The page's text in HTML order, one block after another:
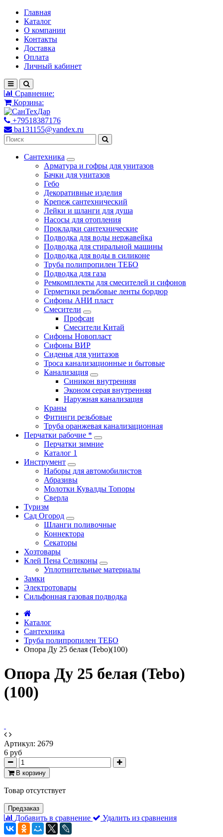
Главная
Каталог
О компании
Контакты
Доставка
Оплата
Личный кабинет
Сравнение:
Корзина:
+79518387176
ba131155@yandex.ru
Сантехника
Арматура и гофры для унитазов
Бачки для унитазов
Гебо
Декоративные изделия
Крепеж сантехнический
Лейки и шланги для душа
Насосы для отопления
Прокладки сантехнические
Подводка для воды нержавейка
Подводка для стиральной машины
Подводка для воды в силиконе
Труба полипропилен ТЕБО
Подводка для газа
Ремкомплекты для смесителей и сифонов
Герметики резьбовые ленты бордюр
Сифоны АНИ пласт
Смесители
Профсан
Смесители Китай
Сифоны Новопласт
Сифоны ВИР
Сиденья для унитазов
Троса канализационные и бытовые
Канализация
Синикон внутренняя
Эконом серая внутренняя
Наружная канализация
Краны
Фитинги резьбовые
Труба оранжевая канализационная
Перчатки рабочие *
Перчатки зимние
Каталог 1
Инструмент
Наборы для автомобилистов
Абразивы
Молотки Кувалды Топоры
Сверла
Туризм
Сад Огород
Шланги поливочные
Коннектора
Секаторы
Хозтовары
Клей Пена Селиконы
Уплотнительные материалы
Замки
Электротовары
Сильфонная газовая подводка
Каталог
Сантехника
Труба полипропилен ТЕБО
Опора Ду 25 белая (Tebo)(100)
Опора Ду 25 белая (Tebo)
(100)
Артикул: 2679
6 руб
В корзину
Товар отсутствует
Предзаказ
Добавить в сравнение Удалить из сравнения